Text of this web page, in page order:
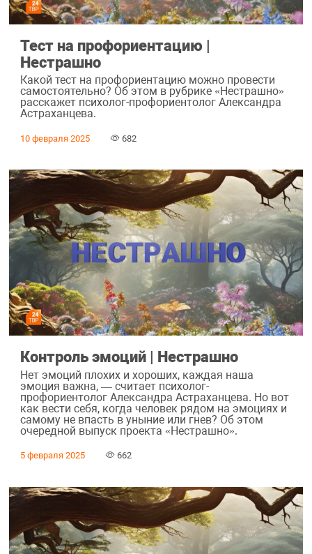
Тест на профориентацию |
Нестрашно
Какой тест на профориентацию можно провести
самостоятельно? Об этом в рубрике «Нестрашно»
расскажет психолог-профориентолог Александра
Астраханцева.
10 февраля 2025 682
Контроль эмоций | Нестрашно
Нет эмоций плохих и хороших, каждая наша
эмоция важна, — считает психолог-
профориентолог Александра Астраханцева. Но вот
как вести себя, когда человек рядом на эмоциях и
самому не впасть в уныние или гнев? Об этом
очередной выпуск проекта «Нестрашно».
5 февраля 2025 662